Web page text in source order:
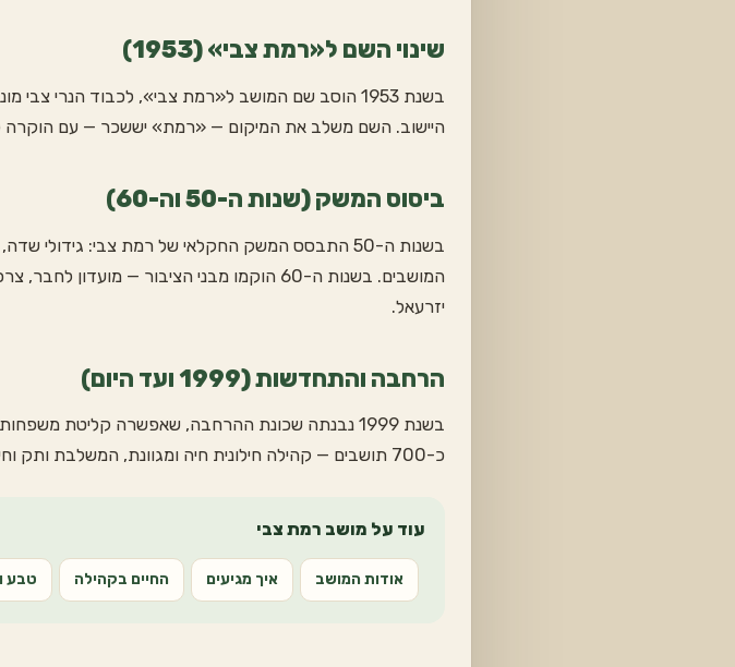
שינוי השם ל«רמת צבי» (1953)
בשנת 1953 הוסב שם המושב ל«רמת צבי», לכבוד הנרי
היישוב. השם משלב את המיקום — «רמת» יששכר — עם הוקרה
ביסוס המשק (שנות ה-50 וה-60)
בשנות ה-50 התבסס המשק החקלאי של רמת צבי:
המושבים. בשנות ה-60 הוקמו מבני הציבור —
יזרעאל.
הרחבה והתחדשות (1999 ועד היום)
בשנת 1999 נבנתה שכונת ההרחבה, שאפשרה קליטת
כ-700 תושבים — קהילה חילונית חיה ומגוונת, המשלבת ותק וחידוש. להמשך הקריאה ראו
עוד על מושב רמת צבי
אודות המושב איך מגיעים החיים בקהילה טבע